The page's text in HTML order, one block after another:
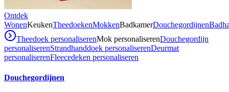
Ontdek
WonenKeukenTheedoekenMokkenBadkamerDouchegordijnen
Theedoek personaliserenMok personaliserenDouchegordijn
personaliserenStrandhanddoek personaliserenDeurmat
personaliserenFleecedeken personaliseren
Douchegordijnen